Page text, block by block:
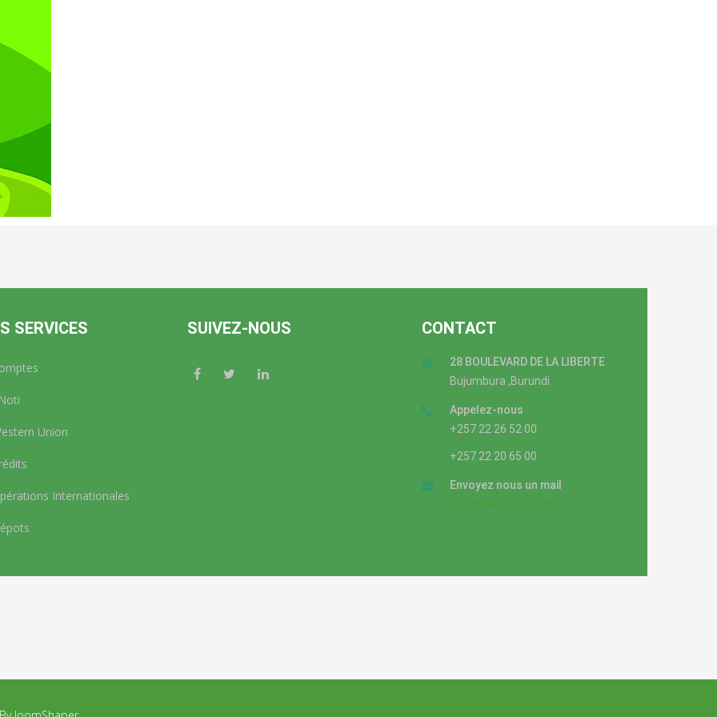
SERVICES
Union
Internationales
SUIVEZ-NOUS CONTACT
28 BOULEVARD DE LA LIBERTE
Bujumbura ,Burundi
Appelez-nous
+257 22 26 52 00
+257 22 20 65 00
Envoyez nous un mail